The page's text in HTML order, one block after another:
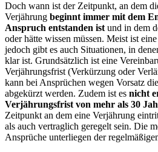
Doch wann ist der Zeitpunkt, an dem
Verjährung beginnt immer mit dem
Anspruch entstanden ist und in dem
oder hätte wissen müssen. Meist ist
jedoch gibt es auch Situationen, in
klar ist. Grundsätzlich ist eine
Verjährungsfrist (Verkürzung oder
kann bei Ansprüchen wegen Vorsatz
abgekürzt werden. Zudem ist es nicht
Verjährungsfrist von mehr als 30
Zeitpunkt an dem eine Verjährung
als auch vertraglich geregelt sein. Die
Ansprüche unterliegen der